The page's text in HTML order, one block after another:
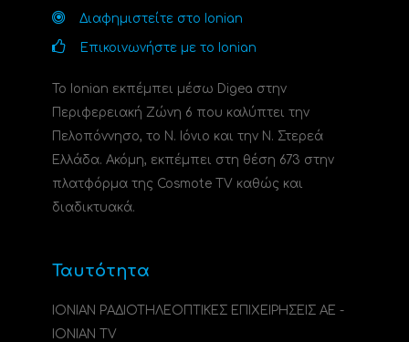
Διαφημιστείτε στο Ionian
Επικοινωνήστε με το Ionian
Το Ionian εκπέμπει μέσω Digea στην
Περιφερειακή Ζώνη 6 που καλύπτει την
Πελοπόννησο, το N. Ιόνιο και την Ν. Στερεά
Ελλάδα. Ακόμη, εκπέμπει στη θέση 673 στην
πλατφόρμα της Cosmote TV καθώς και
διαδικτυακά.
Ταυτότητα
ΙΟΝΙΑΝ ΡΑΔΙΟΤΗΛΕΟΠΤΙΚΕΣ ΕΠΙΧΕΙΡΗΣΕΙΣ ΑΕ -
IONIAN TV